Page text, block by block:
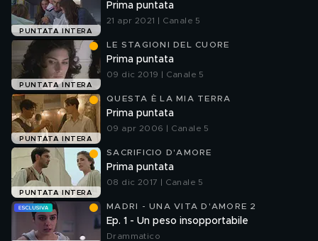
PUNTATA INTERA
Prima puntata
21 apr 2021 | Canale 5
PUNTATA INTERA
LE STAGIONI DEL CUORE
Prima puntata
09 dic 2019 | Canale 5
PUNTATA INTERA
QUESTA È LA MIA TERRA
Prima puntata
09 apr 2006 | Canale 5
PUNTATA INTERA
SACRIFICIO D'AMORE
Prima puntata
08 dic 2017 | Canale 5
MADRI - UNA VITA D'AMORE 2
Ep. 1 - Un peso insopportabile
Drammatico